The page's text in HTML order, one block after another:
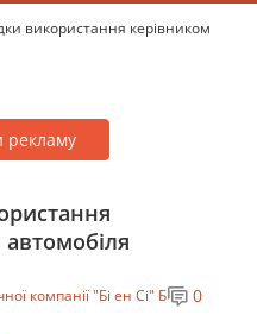
використання керівником
рекламу
компанії "Бі ен Сі" Б
0